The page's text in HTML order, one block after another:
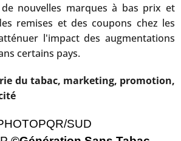
nouvelles marques à bas prix et
remises et des coupons chez les
l'impact des augmentations
certains pays.
du tabac, marketing, promotion,
SUD